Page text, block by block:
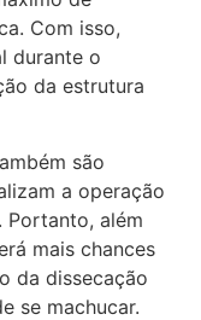
Com isso,
durante o
da estrutura
são
a operação
Portanto, além
mais chances
da dissecação
se machucar.